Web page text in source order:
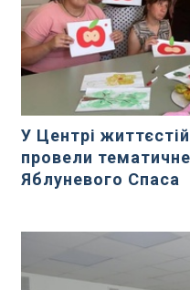
У Центрі
провели
Яблуневого Спаса